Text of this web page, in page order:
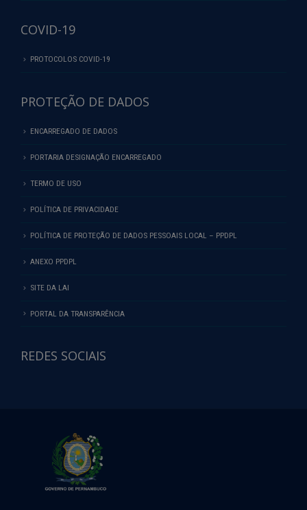
COVID-19
PROTOCOLOS COVID-19
PROTEÇÃO DE DADOS
ENCARREGADO DE DADOS
PORTARIA DESIGNAÇÃO ENCARREGADO
TERMO DE USO
POLÍTICA DE PRIVACIDADE
POLÍTICA DE PROTEÇÃO DE DADOS PESSOAIS LOCAL – PPDPL
ANEXO PPDPL
SITE DA LAI
PORTAL DA TRANSPARÊNCIA
REDES SOCIAIS